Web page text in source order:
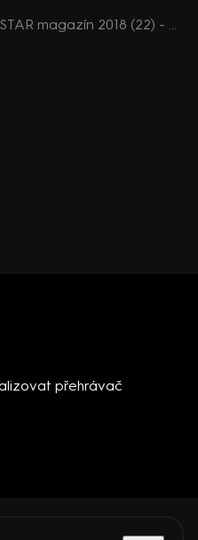
TOP STAR magazín 2018 (22) - Eva Pilarová - den s
přehrávač